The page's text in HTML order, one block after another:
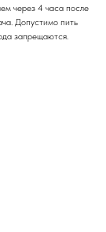
через 4 часа после
Допустимо пить
запрещаются.